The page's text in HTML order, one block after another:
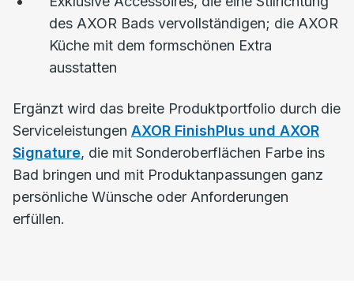
des AXOR Bads vervollständigen; die AXOR
Küche mit dem formschönen Extra
ausstatten
Ergänzt wird das breite Produktportfolio durch die
Serviceleistungen AXOR FinishPlus und AXOR
Signature, die mit Sonderoberflächen Farbe ins
Bad bringen und mit Produktanpassungen ganz
persönliche Wünsche oder Anforderungen
erfüllen.